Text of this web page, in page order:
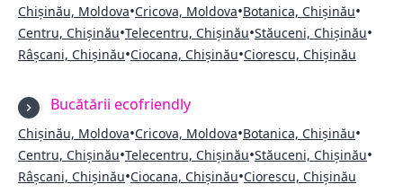
Chișinău, Moldova•Cricova, Moldova•Botanica, Chișinău•
Centru, Chișinău•Telecentru, Chișinău•Stăuceni, Chișinău•
Râșcani, Chișinău•Ciocana, Chișinău•Ciorescu, Chișinău
Bucătării ecofriendly
Chișinău, Moldova•Cricova, Moldova•Botanica, Chișinău•
Centru, Chișinău•Telecentru, Chișinău•Stăuceni, Chișinău•
Râșcani, Chișinău•Ciocana, Chișinău•Ciorescu, Chișinău